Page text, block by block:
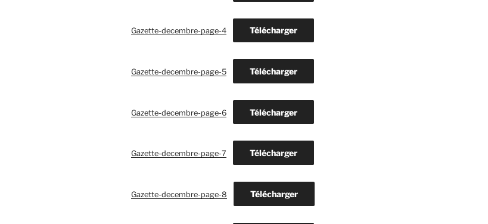
Gazette-decembre-page-4 Télécharger
Gazette-decembre-page-5 Télécharger
Gazette-decembre-page-6 Télécharger
Gazette-decembre-page-7 Télécharger
Gazette-decembre-page-8 Télécharger